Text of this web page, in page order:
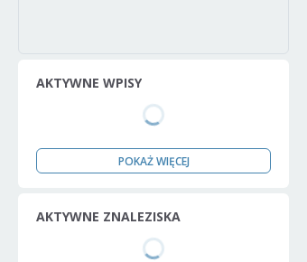
AKTYWNE WPISY
POKAŻ WIĘCEJ
AKTYWNE ZNALEZISKA